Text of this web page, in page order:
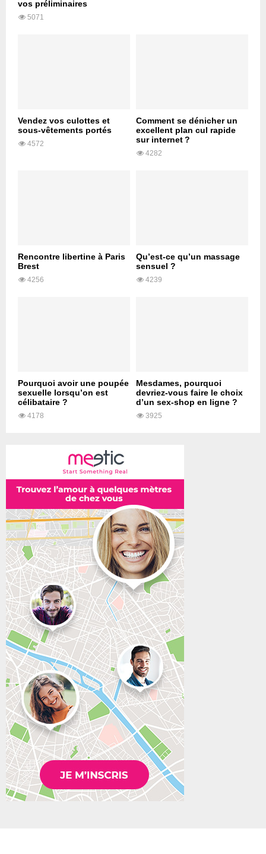
vos préliminaires
5071
Vendez vos culottes et
sous-vêtements portés
4572
Comment se dénicher un
excellent plan cul rapide
sur internet ?
4282
Rencontre libertine à Paris
Brest
4256
Qu’est-ce qu’un massage
sensuel ?
4239
Pourquoi avoir une poupée
sexuelle lorsqu’on est
célibataire ?
4178
Mesdames, pourquoi
devriez-vous faire le choix
d’un sex-shop en ligne ?
3925